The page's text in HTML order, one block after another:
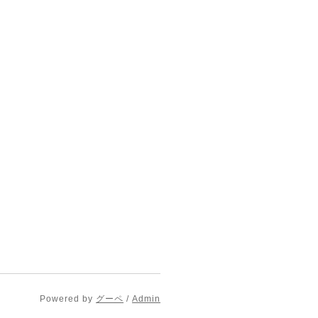
Powered by グーペ / Admin